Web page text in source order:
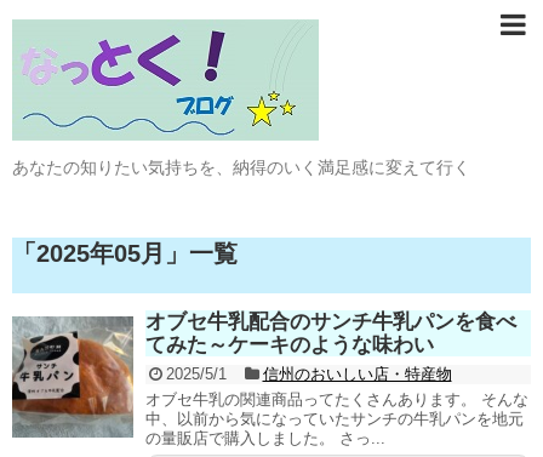
あなたの知りたい気持ちを、納得のいく満足感に変えて行く
「 2025年05月 」 一覧
オブセ牛乳配合のサンチ牛乳パンを食べ
てみた～ケーキのような味わい
2025/5/1
信州のおいしい店・特産物
オブセ牛乳の関連商品ってたくさんあります。 そんな
中、以前から気になっていたサンチの牛乳パンを地元
の量販店で購入しました。 さっ...